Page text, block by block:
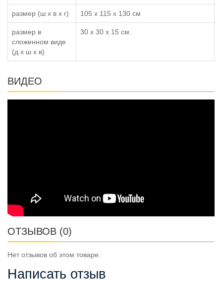
размер (ш x в x г) 105 x 115 x 130 см
размер в
сложенном виде
(д x ш x в)
30 х 30 х 15 см.
ВИДЕО
ОТЗЫВОВ (0)
Нет отзывов об этом товаре.
Написать отзыв